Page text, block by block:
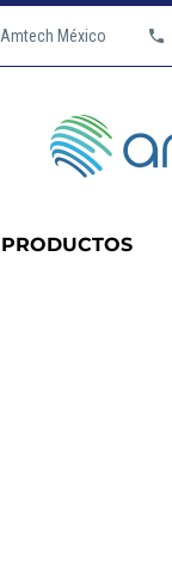
Amtech México
PRODUCTOS